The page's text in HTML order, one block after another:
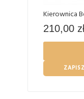
Kierownica
210,00 zł